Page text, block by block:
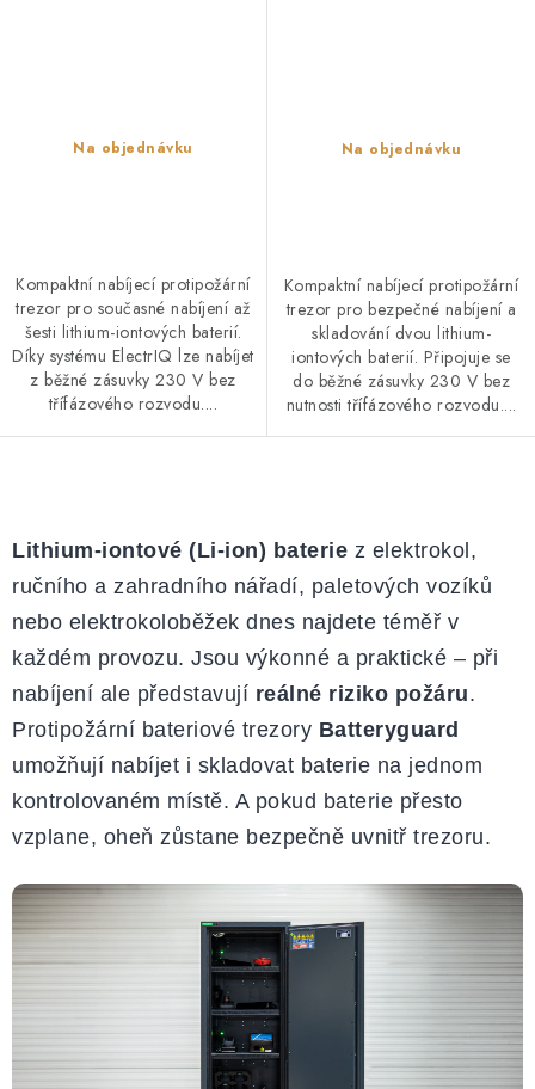
Na objednávku
Kompaktní nabíjecí protipožární
trezor pro současné nabíjení až
šesti lithium-iontových baterií.
Díky systému ElectrIQ lze nabíjet
z běžné zásuvky 230 V bez
třífázového rozvodu....
Na objednávku
Kompaktní nabíjecí protipožární
trezor pro bezpečné nabíjení a
skladování dvou lithium-
iontových baterií. Připojuje se
do běžné zásuvky 230 V bez
nutnosti třífázového rozvodu....
v
l
á
d
a
c
í
p
r
v
k
y
v
ý
p
i
s
u
Lithium-iontové (Li-ion) baterie z elektrokol,
ručního a zahradního nářadí, paletových vozíků
nebo elektrokoloběžek dnes najdete téměř v
každém provozu. Jsou výkonné a praktické – při
nabíjení ale představují reálné riziko požáru.
Protipožární bateriové trezory Batteryguard
umožňují nabíjet i skladovat baterie na jednom
kontrolovaném místě. A pokud baterie přesto
vzplane, oheň zůstane bezpečně uvnitř trezoru.